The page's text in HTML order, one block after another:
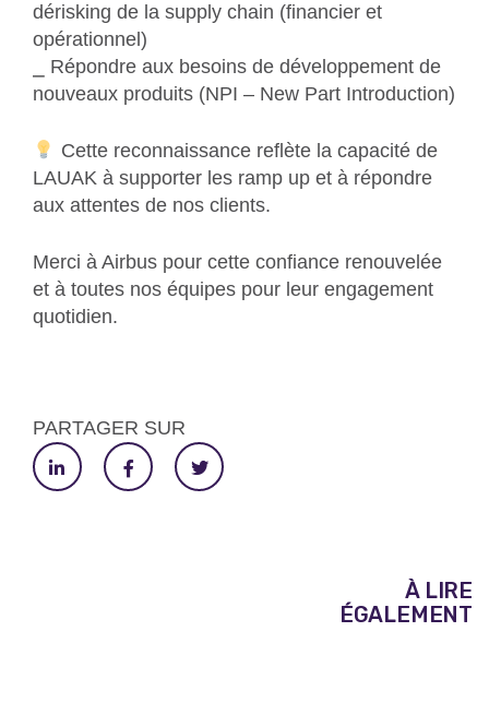
dérisking de la supply chain (financier et
opérationnel)
⎯ Répondre aux besoins de développement de
nouveaux produits (NPI – New Part Introduction)
Cette reconnaissance reflète la capacité de
LAUAK à supporter les ramp up et à répondre
aux attentes de nos clients.
Merci à Airbus pour cette confiance renouvelée
et à toutes nos équipes pour leur engagement
quotidien.
PARTAGER SUR
À LIRE
ÉGALEMENT